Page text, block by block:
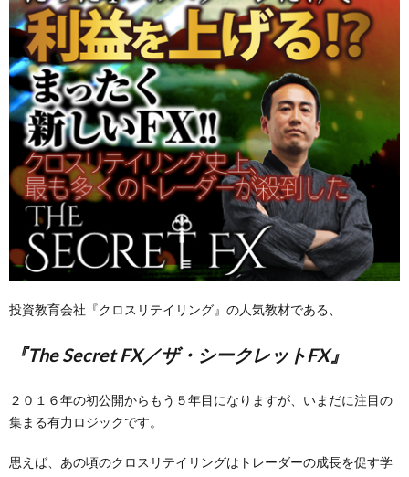
投資教育会社『クロスリテイリング』の人気教材である、
『The Secret FX／ザ・シークレットFX』
２０１６年の初公開からもう５年目になりますが、いまだに注目の
集まる有力ロジックです。
思えば、あの頃のクロスリテイリングはトレーダーの成長を促す学